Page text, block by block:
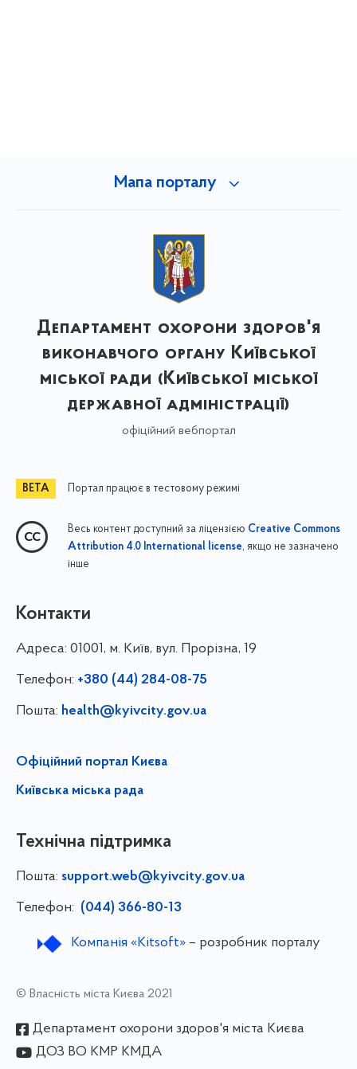
Мапа порталу
Департамент охорони здоров'я
виконавчого органу Київської
міської ради (Київської міської
державної адміністрації)
офіційний вебпортал
Портал працює в тестовому режимі
Весь контент доступний за ліцензією Creative Commons
Attribution 4.0 International license, якщо не зазначено
інше
Контакти
Адреса: 01001, м. Київ, вул. Прорізна, 19
Телефон: +380 (44) 284-08-75
Пошта: health@kyivcity.gov.ua
Офіційний портал Києва
Київська міська рада
Технічна підтримка
Пошта: support.web@kyivcity.gov.ua
Телефон: (044) 366-80-13
Компанія «Kitsoft»– розробник порталу
© Власність міста Києва 2021
Департамент охорони здоров'я міста Києва
ДОЗ ВО КМР КМДА